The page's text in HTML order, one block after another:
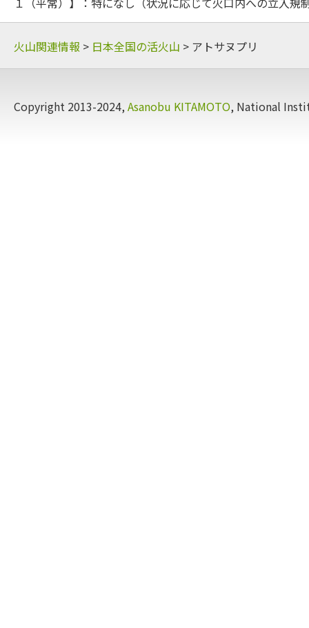
火山関連情報 > 日本全国の活火山 > アトサヌプリ
Copyright 2013-2024, Asanobu KITAMOTO, National